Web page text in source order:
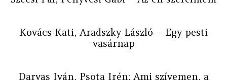
Kovács Kati, Aradszky László – Egy pesti
vasárnap
Darvas Iván, Psota Irén: Ami szívemen, a